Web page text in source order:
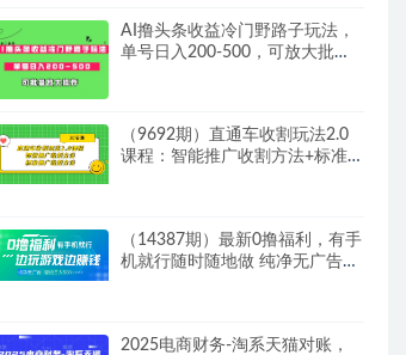
AI撸头条收益冷门野路子玩法，
单号日入200-500，可放大批量
（9692期）直通车收割玩法2.0
课程：智能推广收割方法+标准
（14387期）最新0撸福利，有手
机就行随时随地做 纯净无广告，
2025电商财务-淘系天猫对账，